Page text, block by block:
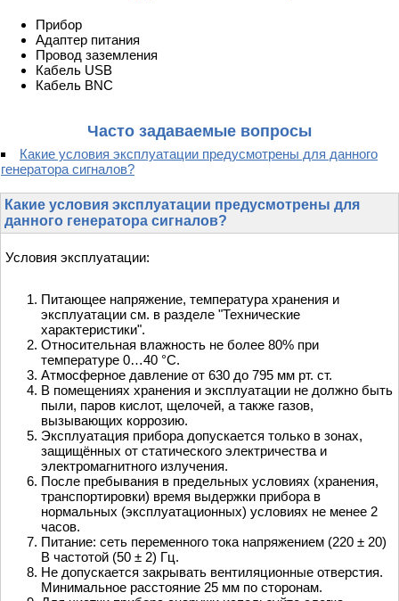
Прибор
Адаптер питания
Провод заземления
Кабель USB
Кабель BNC
Часто задаваемые вопросы
Какие условия эксплуатации предусмотрены для данного
генератора сигналов?
Какие условия эксплуатации предусмотрены для
данного генератора сигналов?
Условия эксплуатации:
Питающее напряжение, температура хранения и
эксплуатации см. в разделе "Технические
характеристики".
Относительная влажность не более 80% при
температуре 0…40 °С.
Атмосферное давление от 630 до 795 мм рт. ст.
В помещениях хранения и эксплуатации не должно быть
пыли, паров кислот, щелочей, а также газов,
вызывающих коррозию.
Эксплуатация прибора допускается только в зонах,
защищённых от статического электричества и
электромагнитного излучения.
После пребывания в предельных условиях (хранения,
транспортировки) время выдержки прибора в
нормальных (эксплуатационных) условиях не менее 2
часов.
Питание: сеть переменного тока напряжением (220 ± 20)
В частотой (50 ± 2) Гц.
Не допускается закрывать вентиляционные отверстия.
Минимальное расстояние 25 мм по сторонам.